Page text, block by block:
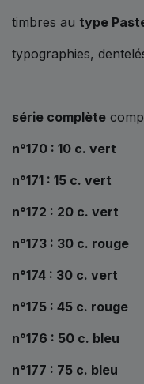
timbres au type
typographies,
série complète
n°170 : 10 c. vert
n°171 : 15 c. vert
n°172 : 20 c. vert
n°173 : 30 c. rouge
n°174 : 30 c. vert
n°175 : 45 c. rouge
n°176 : 50 c. bleu
n°177 : 75 c. bleu